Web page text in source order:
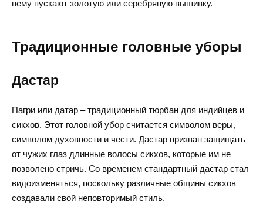
нему пускают золотую или серебряную вышивку.
Традиционные головные уборы
Дастар
Пагри или датар – традиционный тюрбан для индийцев и
сикхов. Этот головной убор считается символом веры,
символом духовности и чести. Дастар призван защищать
от чужих глаз длинные волосы сикхов, которые им не
позволено стричь. Со временем стандартный дастар стал
видоизменяться, поскольку различные общины сикхов
создавали свой неповторимый стиль.